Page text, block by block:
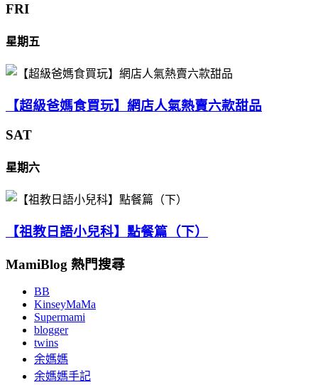
FRI
星期五
【超級爸媽食買玩】網店人氣熱賣六款甜品
SAT
星期六
【祖教日語小兒科】點餐篇（下）
MamiBlog 熱門搜尋
BB
KinseyMaMa
Supermami
blogger
twins
余媽媽
余媽媽手記